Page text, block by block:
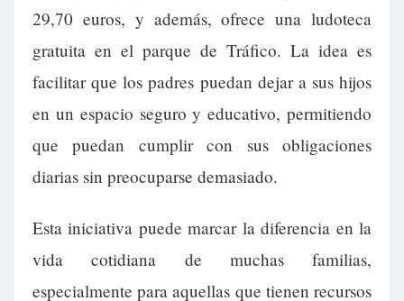
29,70 euros, y además, ofrece una ludoteca
gratuita en el parque de Tráfico. La idea es
facilitar que los padres puedan dejar a sus hijos
en un espacio seguro y educativo, permitiendo
que puedan cumplir con sus obligaciones
diarias sin preocuparse demasiado.
Esta iniciativa puede marcar la diferencia en la
vida cotidiana de muchas familias,
especialmente para aquellas que tienen recursos